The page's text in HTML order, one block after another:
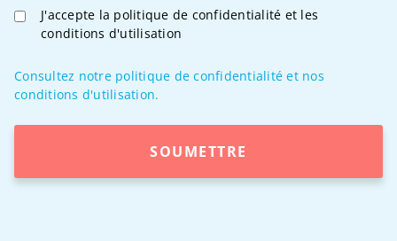
J'accepte la politique de confidentialité et les
conditions d'utilisation
Consultez notre politique de confidentialité et nos
conditions d'utilisation.
SOUMETTRE